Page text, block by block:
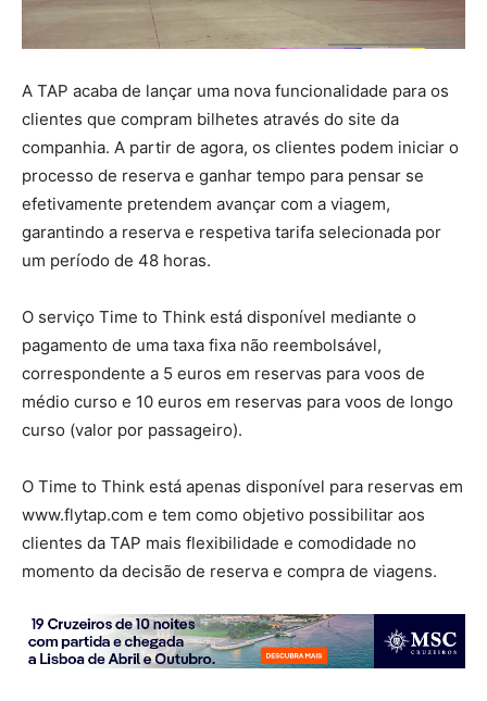
A TAP acaba de lançar uma nova funcionalidade para os
clientes que compram bilhetes através do site da
companhia. A partir de agora, os clientes podem iniciar o
processo de reserva e ganhar tempo para pensar se
efetivamente pretendem avançar com a viagem,
garantindo a reserva e respetiva tarifa selecionada por
um período de 48 horas.
O serviço Time to Think está disponível mediante o
pagamento de uma taxa fixa não reembolsável,
correspondente a 5 euros em reservas para voos de
médio curso e 10 euros em reservas para voos de longo
curso (valor por passageiro).
O Time to Think está apenas disponível para reservas em
www.flytap.com e tem como objetivo possibilitar aos
clientes da TAP mais flexibilidade e comodidade no
momento da decisão de reserva e compra de viagens.